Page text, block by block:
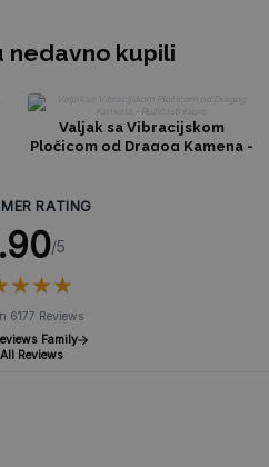
nedavno kupili
Valjak sa Vibracijskom
Pločicom od Dragog Kamena -
RATING
/5
★★★
★★★
6177 Reviews
Family
All Reviews